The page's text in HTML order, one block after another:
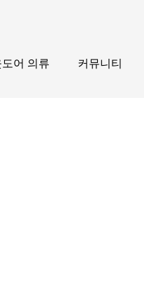
어 의류 커뮤니티